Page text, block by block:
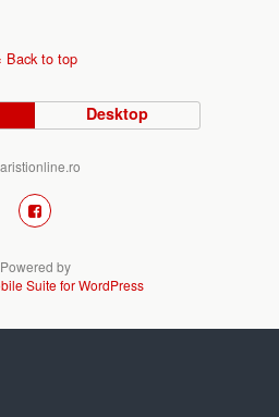
Back to top
Desktop
Powered by
Suite for WordPress